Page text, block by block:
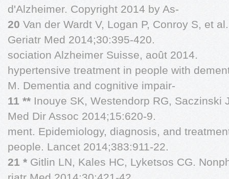
d'Alzheimer. Copyright 2014 by As-
20 Van der Wardt V, Logan P, Conroy S, et
Geriatr Med 2014;30:395-420.
sociation Alzheimer Suisse, août 2014.
hypertensive treatment in people with
M. Dementia and cognitive impair-
11 ** Inouye SK, Westendorp RG, Saczinski
Med Dir Assoc 2014;15:620-9.
ment. Epidemiology, diagnosis, and
people. Lancet 2014;383:911-22.
21 * Gitlin LN, Kales HC, Lyketsos CG.